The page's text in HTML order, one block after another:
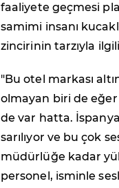
faaliyete geçmesi
samimi insanı
zincirinin tarzıyla
"Bu otel markası
olmayan biri de eğer
de var hatta.
sarılıyor ve bu çok
müdürlüğe kadar
personel, isminle